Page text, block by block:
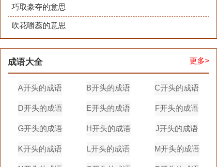
巧取豪夺的意思
吹花嚼蕊的意思
成语大全 更多>
A开头的成语 B开头的成语 C开头的成语
D开头的成语 E开头的成语 F开头的成语
G开头的成语 H开头的成语 J开头的成语
K开头的成语 L开头的成语 M开头的成语